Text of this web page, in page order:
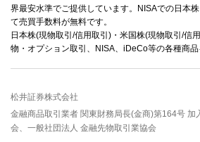
界最安水準でご提供しています。NISAでの日本
て売買手数料が無料です。
日本株(現物取引/信用取引)・米国株(現物取引/信
物・オプション取引、NISA、iDeCo等の各種商品
松井証券株式会社
金融商品取引業者 関東財務局長(金商)第164号 加
会、一般社団法人 金融先物取引業協会